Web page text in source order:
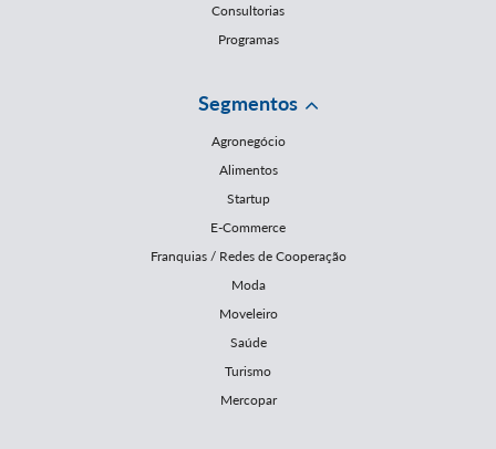
Consultorias
Programas
Segmentos
Agronegócio
Alimentos
Startup
E-Commerce
Franquias / Redes de Cooperação
Moda
Moveleiro
Saúde
Turismo
Mercopar